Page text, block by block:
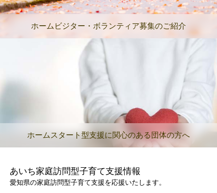
ホームビジター・ボランティア募集のご紹介
ホームスタート型支援に関心のある団体の方へ
あいち家庭訪問型子育て支援情報
愛知県の家庭訪問型子育て支援を応援いたします。